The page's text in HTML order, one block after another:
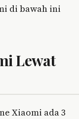
di bawah ini
Lewat
Xiaomi ada 3